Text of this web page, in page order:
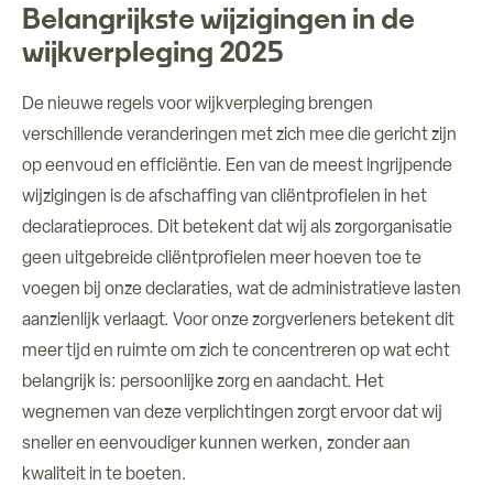
Belangrijkste wijzigingen in de
wijkverpleging 2025
De nieuwe regels voor wijkverpleging brengen
verschillende veranderingen met zich mee die gericht zijn
op eenvoud en efficiëntie. Een van de meest ingrijpende
wijzigingen is de afschaffing van cliëntprofielen in het
declaratieproces. Dit betekent dat wij als zorgorganisatie
geen uitgebreide cliëntprofielen meer hoeven toe te
voegen bij onze declaraties, wat de administratieve lasten
aanzienlijk verlaagt. Voor onze zorgverleners betekent dit
meer tijd en ruimte om zich te concentreren op wat echt
belangrijk is: persoonlijke zorg en aandacht. Het
wegnemen van deze verplichtingen zorgt ervoor dat wij
sneller en eenvoudiger kunnen werken, zonder aan
kwaliteit in te boeten.